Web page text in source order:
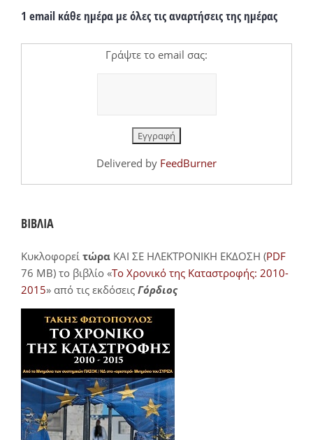
1 email κάθε ημέρα με όλες τις αναρτήσεις της ημέρας
Γράψτε το email σας:
Delivered by FeedBurner
ΒΙΒΛΙΑ
Κυκλοφορεί τώρα ΚΑΙ ΣΕ ΗΛΕΚΤΡΟΝΙΚΗ ΕΚΔΟΣΗ (PDF
76 MB) το βιβλίο «Το Χρονικό της Καταστροφής: 2010-
2015» από τις εκδόσεις Γόρδιος